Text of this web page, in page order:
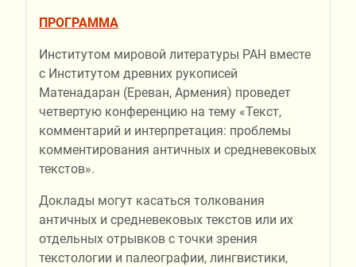
ПРОГРАММА
Институтом мировой литературы РАН вместе
с Институтом древних рукописей
Матенадаран (Ереван, Армения) проведет
четвертую конференцию на тему «Текст,
комментарий и интерпретация: проблемы
комментирования античных и средневековых
текстов».
Доклады могут касаться толкования
античных и средневековых текстов или их
отдельных отрывков с точки зрения
текстологии и палеографии, лингвистики,